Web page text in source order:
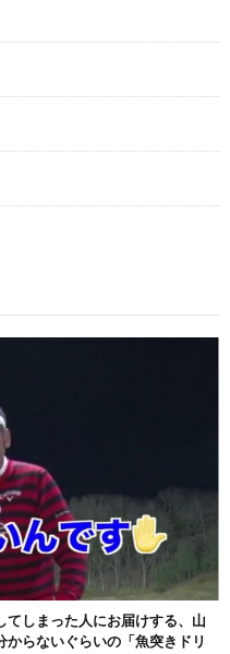
てしまった人にお届けする、山
らないぐらいの「魚突きドリ